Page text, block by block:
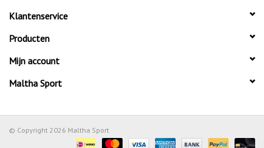
Klantenservice
Producten
Mijn account
Maltha Sport
© Copyright 2026 Maltha Sport